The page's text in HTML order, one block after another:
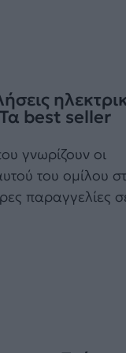
Τα best seller
γνωρίζουν οι
του ομίλου
παραγγελίες